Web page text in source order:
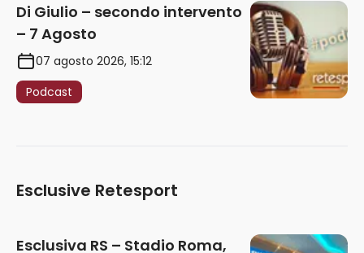
Di Giulio – secondo intervento
– 7 Agosto
07 agosto 2026, 15:12
Podcast
Esclusive Retesport
Esclusiva RS – Stadio Roma,